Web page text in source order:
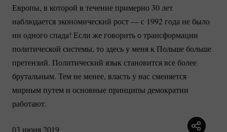
Европы, в которой в течение примерно 30 лет
наблюдается экономический рост — с 1992 года не было
ни одного спада! Если же говорить о трансформации
политической системы, то здесь у меня к Польше больше
претензий. Политический язык становится все более
брутальным. Тем не менее, власть у нас сменяется
мирным путем и основные принципы демократии
работают.
03 июня 2019